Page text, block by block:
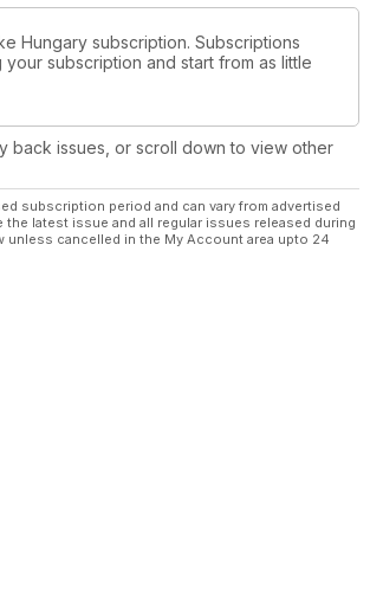
Hungary subscription. Subscriptions
subscription and start from as little
back issues, or scroll down to view other
subscription period and can vary from advertised
latest issue and all regular issues released during
cancelled in the My Account area upto 24